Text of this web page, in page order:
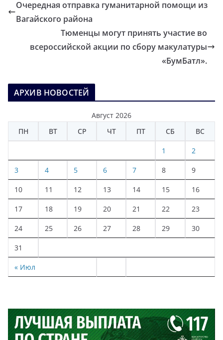
Очередная отправка гуманитарной помощи из
Вагайского района
Тюменцы могут принять участие во
всероссийской акции по сбору макулатуры
«БумБатл».
АРХИВ НОВОСТЕЙ
Август 2026
ПН
ВТ СР ЧТ ПТ СБ ВС
« Июл
1 2
3 4 5 6 7 8 9
10 11 12 13 14 15 16
17 18 19 20 21 22 23
24 25 26 27 28 29 30
31